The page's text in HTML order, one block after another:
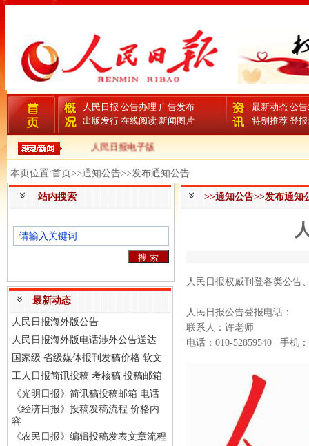
人民日报 公告办理 广告发布
出版发行 在线阅读 新闻图片
最新动态 公
特别推荐 登
人民日报电子版
本页位置:首页>>通知公告>>发布通知公告
站内搜索
最新动态
人民日报海外版公告
人民日报海外版电话涉外公告送达
国家级 省级媒体报刊发稿价格 软文
工人日报简讯投稿 考核稿 投稿邮箱
《光明日报》简讯稿投稿邮箱 电话
《经济日报》投稿发稿流程 价格内
容
《农民日报》编辑投稿发表文章流程
>>通知公告>>发布通知
人民日报权威刊登各类公告
人民日报公告登报电话：
联系人：许老师
电话：010-52859540 手机